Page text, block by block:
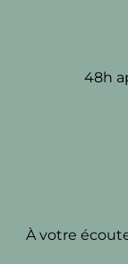
48h
À votre